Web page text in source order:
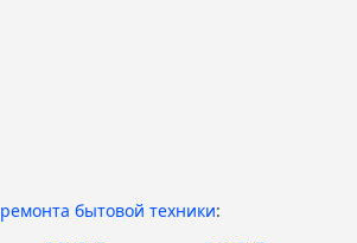
ремонта бытовой техники: